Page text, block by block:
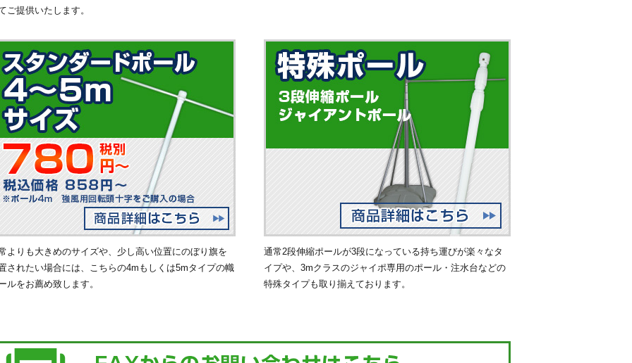
ご提供いたします。
よりも大きめのサイズや、少し高い位置にのぼり旗を
されたい場合には、こちらの4mもしくは5mタイプの幟
ルをお薦め致します。
通常2段伸縮ポールが3段になっている持ち運びが楽々なタ
イプや、3mクラスのジャイポ専用のポール・注水台などの
特殊タイプも取り揃えております。